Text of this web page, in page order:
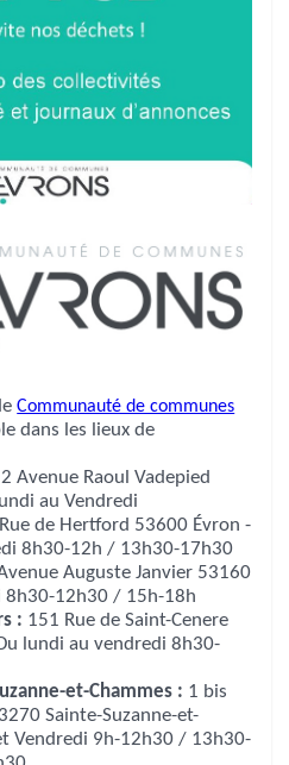
Communauté de communes
de
2 Avenue Raoul Vadepied
- Du Lundi au Vendredi
8h30-12h / 13h30-17h30
8h30-12h30 / 15h-18h
:
et-Chammes :